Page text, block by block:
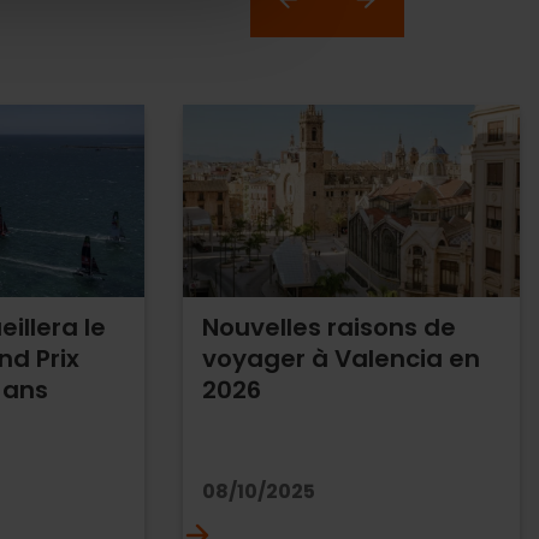
le
Prix
Nouvelles raisons de
voyager à Valencia en
2026
08/10/2025